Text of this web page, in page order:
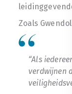
Zoals
“Als
verdwijnen